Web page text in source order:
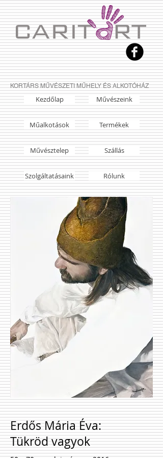
Erdős Mária Éva:
Tükröd vagyok
Kezdőlap Művészeink
Műalkotások Termékek
Művésztelep Szállás
Szolgáltatásaink Rólunk
KORTÁRS MŰVÉSZETI MŰHELY ÉS ALKOTÓHÁZ